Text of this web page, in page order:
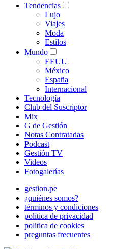
Tendencias
Lujo
Viajes
Moda
Estilos
Mundo
EEUU
México
España
Internacional
Tecnología
Club del Suscriptor
Mix
G de Gestión
Notas Contratadas
Podcast
Gestión TV
Videos
Fotogalerías
gestion.pe
¿quiénes somos?
términos y condiciones
política de privacidad
politica de cookies
preguntas frecuentes